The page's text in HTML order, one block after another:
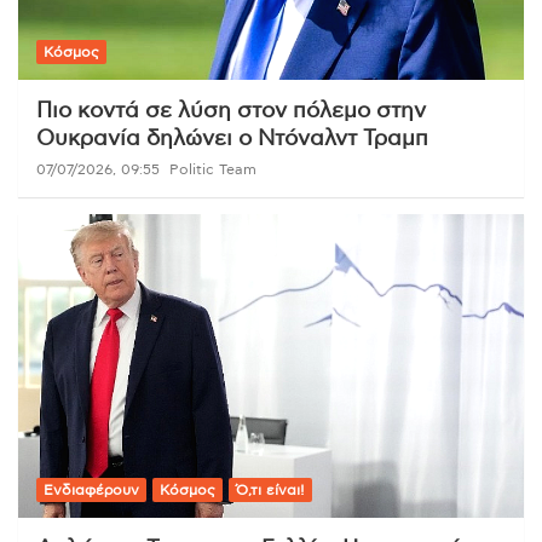
Κόσμος
Πιο κοντά σε λύση στον πόλεμο στην
Ουκρανία δηλώνει ο Ντόναλντ Τραμπ
07/07/2026, 09:55 Politic Team
Ενδιαφέρουν Κόσμος Ό,τι είναι!